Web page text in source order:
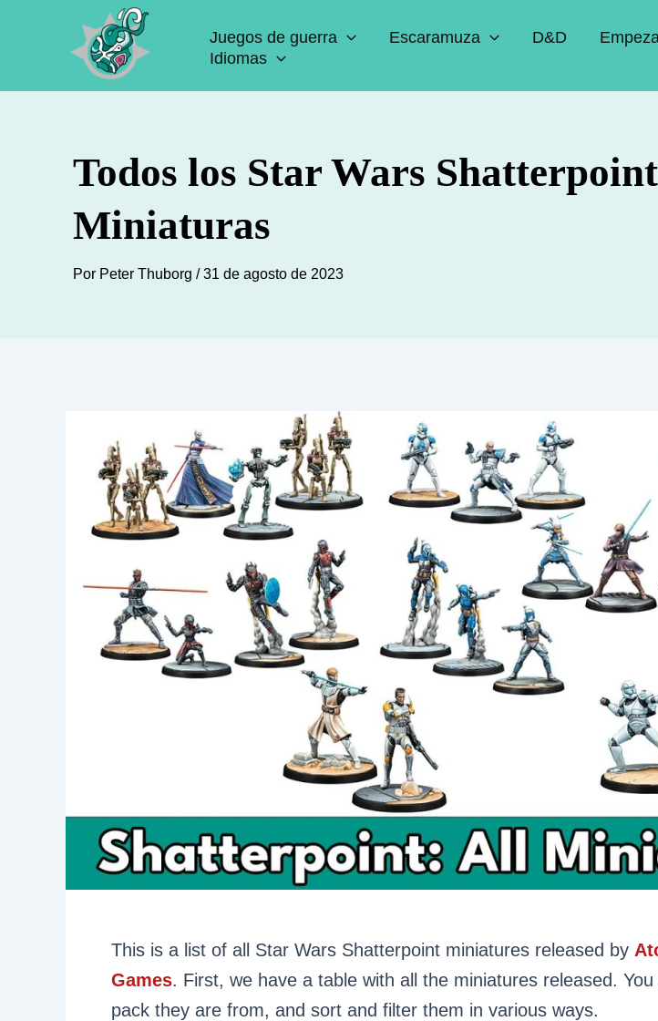
Juegos de guerra Escaramuza D&D
Idiomas
Todos los Star Wars
Miniaturas
Por Peter Thuborg /31 de agosto de 2023
This is a list of all Star Wars Shatterpoint miniatures released by
Games. First, we have a table with all the miniatures released.
pack they are from, and sort and filter them in various ways.